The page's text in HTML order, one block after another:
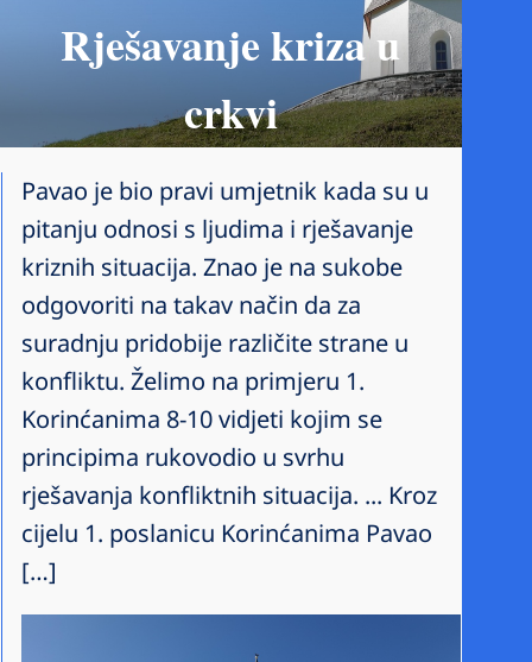
Rješavanje kriza u
crkvi
Pavao je bio pravi umjetnik kada su u
pitanju odnosi s ljudima i rješavanje
kriznih situacija. Znao je na sukobe
odgovoriti na takav način da za
suradnju pridobije različite strane u
konfliktu. Želimo na primjeru 1.
Korinćanima 8-10 vidjeti kojim se
principima rukovodio u svrhu
rješavanja konfliktnih situacija. ... Kroz
cijelu 1. poslanicu Korinćanima Pavao
[…]